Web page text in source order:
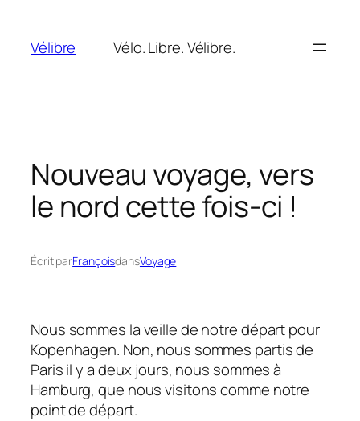
contenu
Vélibre Vélo. Libre. Vélibre.
Nouveau voyage, vers
le nord cette fois-ci !
Écrit parFrançoisdansVoyage
Nous sommes la veille de notre départ pour
Kopenhagen. Non, nous sommes partis de
Paris il y a deux jours, nous sommes à
Hamburg, que nous visitons comme notre
point de départ.